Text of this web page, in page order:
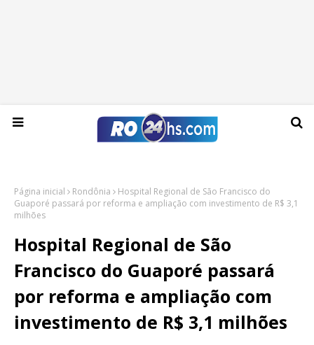
Sexta-feira, 07 de agosto de 2026
Página inicial Rondônia
Hospital Regional de São Francisco do
Guaporé passará por reforma e ampliação com investimento de R$ 3,1
milhões
Hospital Regional de São
Francisco do Guaporé passará
por reforma e ampliação com
investimento de R$ 3,1 milhões